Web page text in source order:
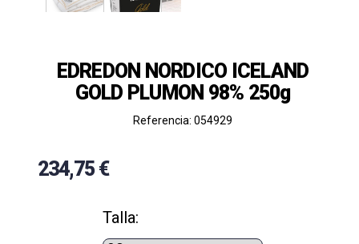
EDREDON NORDICO ICELAND
GOLD PLUMON 98% 250g
Referencia: 054929
234,75 €
Talla: